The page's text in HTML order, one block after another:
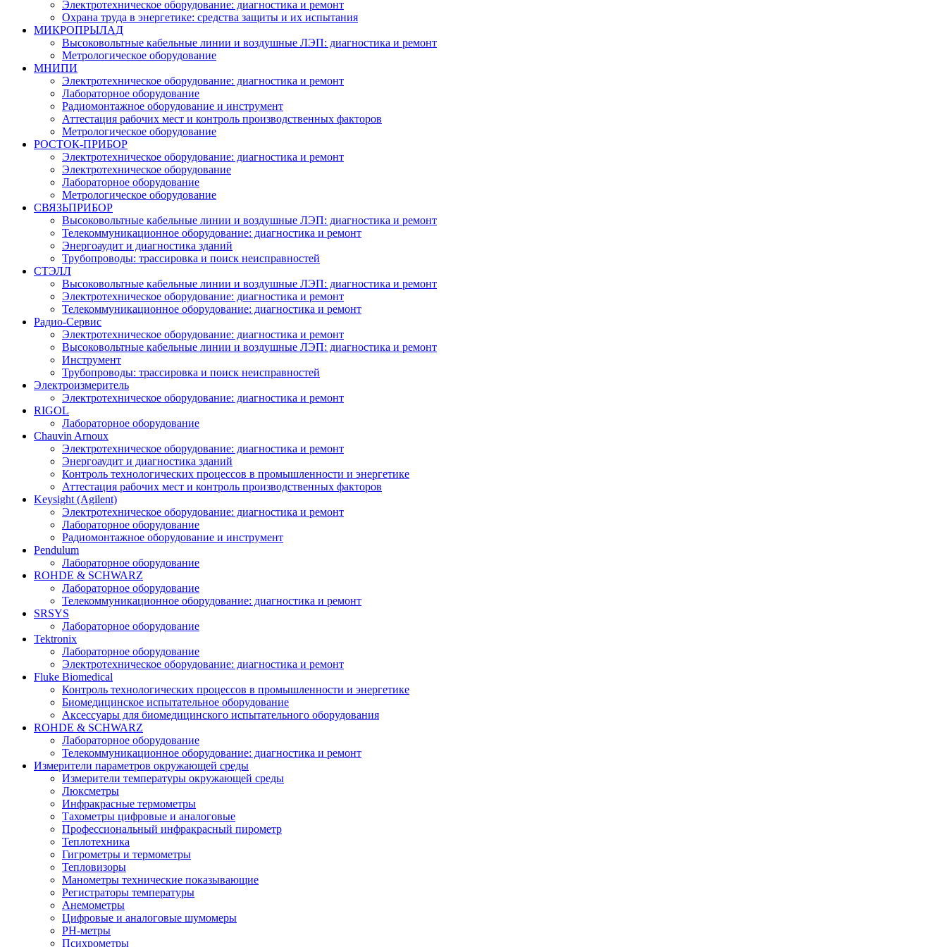
Электротехническое оборудование: диагностика и ремонт
Охрана труда в энергетике: средства защиты и их испытания
МИКРОПРЫЛАД
Высоковольтные кабельные линии и воздушные ЛЭП: диагностика и ремонт
Метрологическое оборудование
МНИПИ
Электротехническое оборудование: диагностика и ремонт
Лабораторное оборудование
Радиомонтажное оборудование и инструмент
Аттестация рабочих мест и контроль производственных факторов
Метрологическое оборудование
РОСТОК-ПРИБОР
Электротехническое оборудование: диагностика и ремонт
Электротехническое оборудование
Лабораторное оборудование
Метрологическое оборудование
СВЯЗЬПРИБОР
Высоковольтные кабельные линии и воздушные ЛЭП: диагностика и ремонт
Телекоммуникационное оборудование: диагностика и ремонт
Энергоаудит и диагностика зданий
Трубопроводы: трассировка и поиск неисправностей
СТЭЛЛ
Высоковольтные кабельные линии и воздушные ЛЭП: диагностика и ремонт
Электротехническое оборудование: диагностика и ремонт
Телекоммуникационное оборудование: диагностика и ремонт
Радио-Cервис
Электротехническое оборудование: диагностика и ремонт
Высоковольтные кабельные линии и воздушные ЛЭП: диагностика и ремонт
Инструмент
Трубопроводы: трассировка и поиск неисправностей
Электроизмеритель
Электротехническое оборудование: диагностика и ремонт
RIGOL
Лабораторное оборудование
Chauvin Arnoux
Электротехническое оборудование: диагностика и ремонт
Энергоаудит и диагностика зданий
Контроль технологических процессов в промышленности и энергетике
Аттестация рабочих мест и контроль производственных факторов
Keysight (Agilent)
Электротехническое оборудование: диагностика и ремонт
Лабораторное оборудование
Радиомонтажное оборудование и инструмент
Pendulum
Лабораторное оборудование
ROHDE & SCHWARZ
Лабораторное оборудование
Телекоммуникационное оборудование: диагностика и ремонт
SRSYS
Лабораторное оборудование
Tektronix
Лабораторное оборудование
Электротехническое оборудование: диагностика и ремонт
Fluke Biomedical
Контроль технологических процессов в промышленности и энергетике
Биомедицинское испытательное оборудование
Аксессуары для биомедицинского испытательного оборудования
ROHDE & SCHWARZ
Лабораторное оборудование
Телекоммуникационное оборудование: диагностика и ремонт
Измерители параметров окружающей среды
Измерители температуры окружающей среды
Люксметры
Инфракрасные термометры
Тахометры цифровые и аналоговые
Профессиональный инфракрасный пирометр
Теплотехника
Гигрометры и термометры
Тепловизоры
Манометры технические показывающие
Регистраторы температуры
Анемометры
Цифровые и аналоговые шумомеры
PH-метры
Психрометры